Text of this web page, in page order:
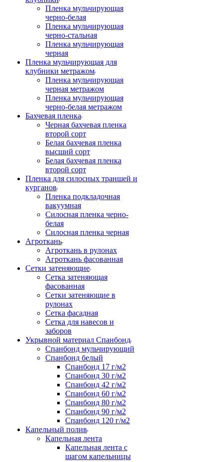
Пленка мульчирующая
черно-белая
Пленка мульчирующая
черно-стальная
Пленка мульчирующая
черная
Пленка мульчирующая для
клубники метражом
Пленка мульчирующая
черная метражом
Пленка мульчирующая
черно-белая метражом
Бахчевая пленка
Черная бахчевая пленка
второй сорт
Белая бахчевая пленка
высший сорт
Белая бахчевая пленка
второй сорт
Пленка для силосных траншей и
курганов
Пленка подкладочная
вакуумная
Силосная пленка черно-
белая
Силосная пленка черная
Агроткань
Агроткань в рулонах
Агроткань фасованная
Сетки затеняющие
Сетка затеняющая
фасованная
Сетки затеняющие в
рулонах
Сетка фасадная
Сетка для навесов и
заборов
Укрывной материал Спанбонд
Спанбонд мульчирующий
Спанбонд белый
Спанбонд 17 г/м2
Спанбонд 30 г/м2
Спанбонд 42 г/м2
Спанбонд 60 г/м2
Спанбонд 80 г/м2
Спанбонд 90 г/м2
Спанбонд 120 г/м2
Капельный полив
Капельная лента
Капельная лента с
шагом капельницы